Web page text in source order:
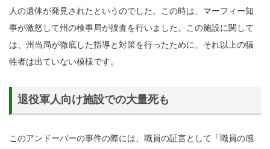
人の遺体が発見されたというのでした。この時は、マーフィー知
事が激怒して州の検事局が捜査を行いました。この施設に関して
は、州当局が徹底した指導と対策を行ったために、それ以上の犠
牲者は出ていない模様です。
退役軍人向け施設での大量死も
このアンドーバーの事件の際には、職員の証言として「職員の感